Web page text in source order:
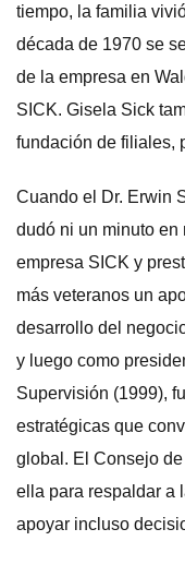
tiempo, la familia
década de 1970 se
de la empresa en
SICK. Gisela Sick
fundación de filiales,
Cuando el Dr. Erwin
dudó ni un minuto
empresa SICK y
más veteranos un
desarrollo del
y luego como
Supervisión (1999),
estratégicas que
global. El Consejo
ella para respaldar a
apoyar incluso